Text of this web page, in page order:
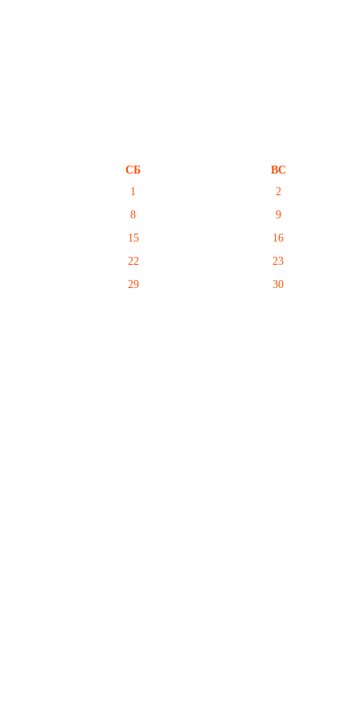
СБ
ВС
1
2
8
9
15
16
22
23
29
30